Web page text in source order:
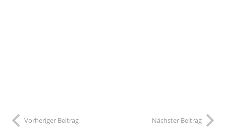
Vorheriger Beitrag Nächster Beitrag